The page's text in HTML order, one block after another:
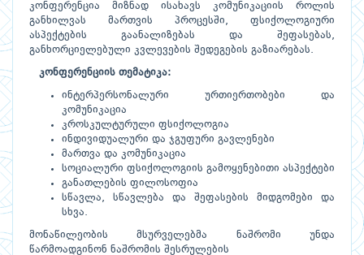
კონფერენცია მიზნად ისახავს კომუნიკაციის როლის
განხილვას მართვის პროცესში, ფსიქოლოგიური
ასპექტების გაანალიზებას და შეფასებას,
განხორციელებული კვლევების შედეგების გაზიარებას.
კონფერენციის თემატიკა:
ინტერპერსონალური ურთიერთობები და
კომუნიკაცია
კროსკულტურული ფსიქოლოგია
ინდივიდუალური და ჯგუფური გავლენები
მართვა და კომუნიკაცია
სოციალური ფსიქოლოგიის გამოყენებითი ასპექტები
განათლების ფილოსოფია
სწავლა, სწავლება და შეფასების მიდგომები და
სხვა.
მონაწილეობის მსურველებმა ნაშრომი უნდა
წარმოადგინონ ნაშრომის შესრულების